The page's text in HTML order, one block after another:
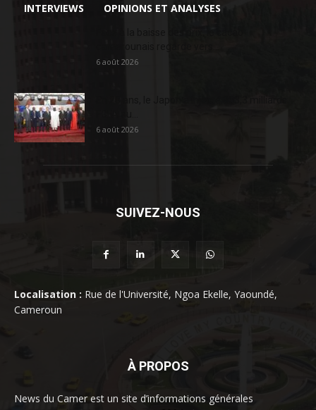
INTERVIEWS OPINIONS ET ANALYSES
6 août 2026
6 août 2026
SUIVEZ-NOUS
Localisation : Rue de l'Université, Ngoa Ekelle, Yaoundé,
Cameroun
À PROPOS
News du Camer est un site d’informations générales